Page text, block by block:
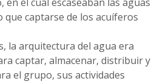
que captarse de los acuíferos
la arquitectura del agua era
captar, almacenar, distribuir y
el grupo, sus actividades